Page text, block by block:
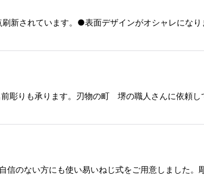
されています。●表面デザインがオシャレにな
も承ります。刃物の町 堺の職人さんに依頼し
のない方にも使い易いねじ式をご用意しました。